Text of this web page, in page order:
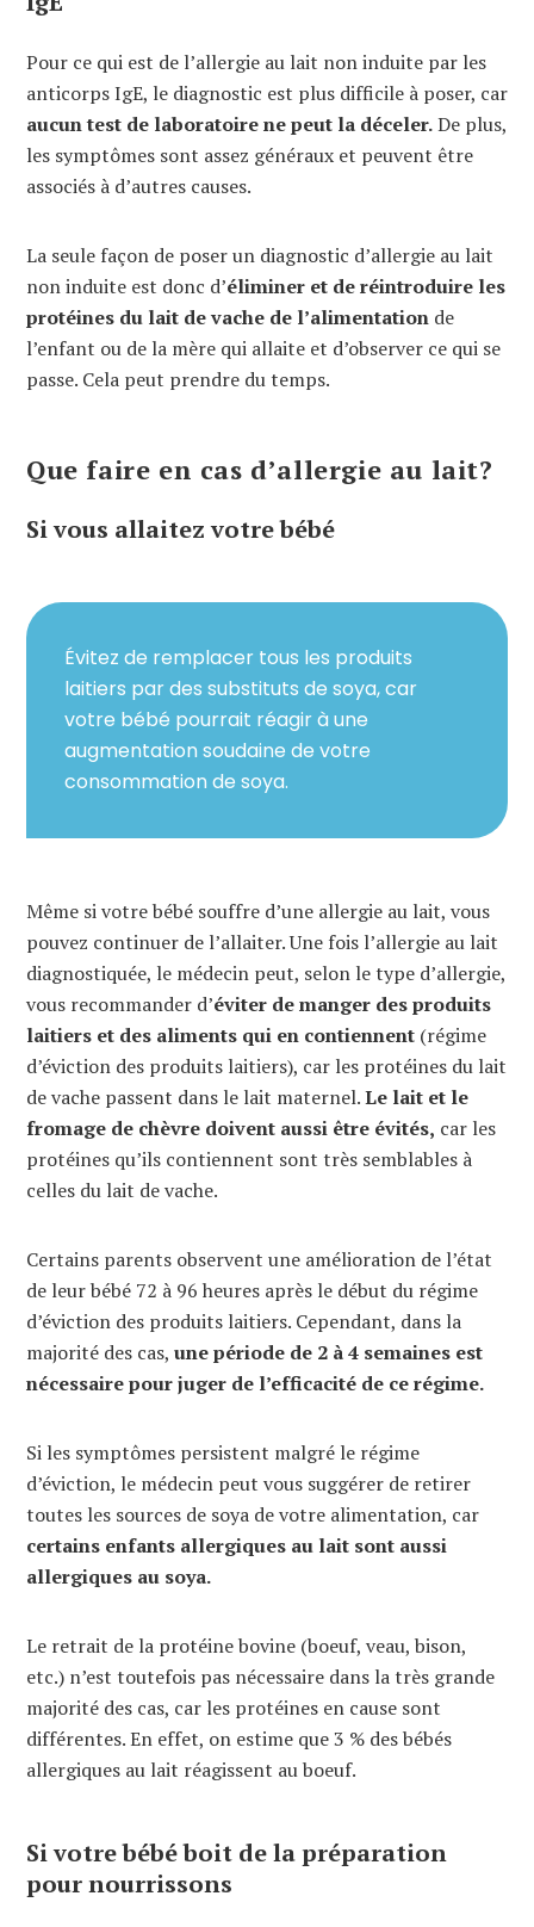
Pour ce qui est de l’allergie au lait non induite par les
anticorps IgE, le diagnostic est plus difficile à poser, car
aucun test de laboratoire ne peut la déceler.De plus,
les symptômes sont assez généraux et peuvent être
associés à d’autres causes.
La seule façon de poser un diagnostic d’allergie au lait
non induite est donc d’éliminer et de réintroduire les
protéines du lait de vache de l’alimentation de
l’enfant ou de la mère qui allaite et d’observer ce qui se
passe. Cela peut prendre du temps.
Que faire en cas d’allergie au lait?
Si vous allaitez votre bébé
Évitez de remplacer tous les produits
laitiers par des substituts de soya, car
votre bébé pourrait réagir à une
augmentation soudaine de votre
consommation de soya.
Même si votre bébé souffre d’une allergie au lait, vous
pouvez continuer de l’allaiter. Une fois l’allergie au lait
diagnostiquée, le médecin peut, selon le type d’allergie,
vous recommander d’éviter de manger des produits
laitiers et des aliments qui en contiennent (régime
d’éviction des produits laitiers), car les protéines du lait
de vache passent dans le lait maternel.Le lait et le
fromage de chèvre doivent aussi être évités, car les
protéines qu’ils contiennent sont très semblables à
celles du lait de vache.
Certains parents observent une amélioration de l’état
de leur bébé 72 à 96 heures après le début du régime
d’éviction des produits laitiers. Cependant, dans la
majorité des cas, une période de 2 à 4 semaines est
nécessaire pour juger de l’efficacité de ce régime.
Si les symptômes persistent malgré le régime
d’éviction, le médecin peut vous suggérer de retirer
toutes les sources de soya de votre alimentation, car
certains enfants allergiques au lait sont aussi
allergiques au soya.
Le retrait de la protéine bovine (boeuf, veau, bison,
etc.) n’est toutefois pas nécessaire dans la très grande
majorité des cas, car les protéines en cause sont
différentes. En effet, on estime que 3 % des bébés
allergiques au lait réagissent au boeuf.
Si votre bébé boit de la préparation
pour nourrissons